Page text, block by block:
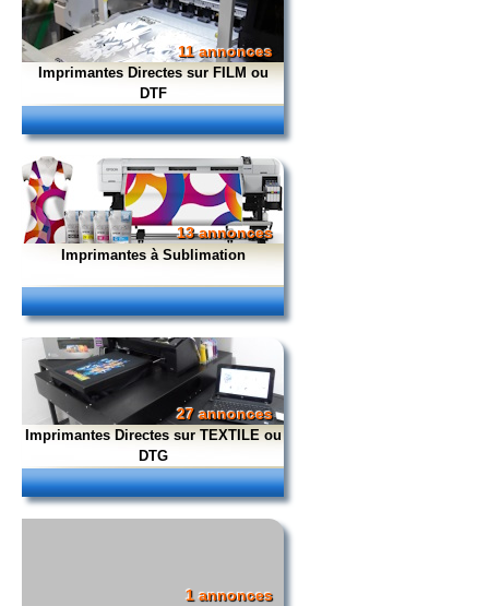
11 annonces
Imprimantes Directes sur FILM ou
DTF
13 annonces
Imprimantes à Sublimation
27 annonces
Imprimantes Directes sur TEXTILE ou
DTG
1 annonces